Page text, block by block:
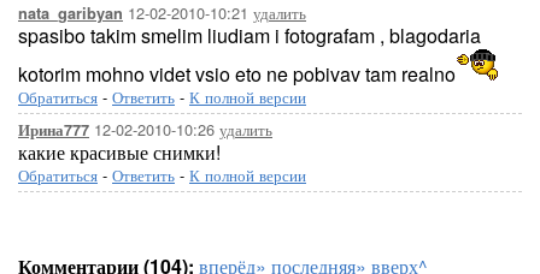
nata_garibyan 12-02-2010-10:21 удалить
spasibo takim smelim liudiam i fotografam , blagodaria
kotorim mohno videt vsio eto ne pobivav tam realno
Обратиться - Ответить - К полной версии
Ирина777 12-02-2010-10:26 удалить
какие красивые снимки!
Обратиться - Ответить - К полной версии
Комментарии (104): вперёд» последняя» вверх^